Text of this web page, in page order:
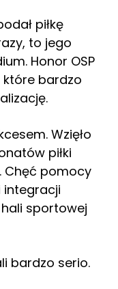
piłkę
to jego
Honor OSP
które bardzo
Wzięło
piłki
Chęć pomocy
integracji
sportowej
bardzo serio.